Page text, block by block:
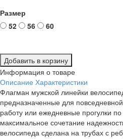
Размер
52
56 60
Добавить в корзину
Информация о товаре
Описание Характеристики
Флагман мужской линейки
предназначенные для
работу или ежедневные прогулки
максимальное сочетание
велосипеда сделана на трубах с